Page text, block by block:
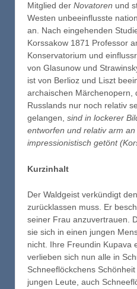
Mitglied der Novatoren und
Westen unbeeinflusste
an. Nach eingehenden
Korssakow 1871 Professor
Konservatorium und
von Glasunow und
ist von Berlioz und Liszt
archaischen Märchenopern,
Russlands nur noch relativ
gelangen, sind in lockerer
entworfen und relativ arm
impressionistisch getönt
Kurzinhalt
Der Waldgeist verkündigt
zurücklassen muss. Er
seiner Frau anzuvertrauen.
sie sich in einen jungen
nicht. Ihre Freundin Kupava
verlieben sich nun alle in
Schneeflöckchens
jungen Leute, auch